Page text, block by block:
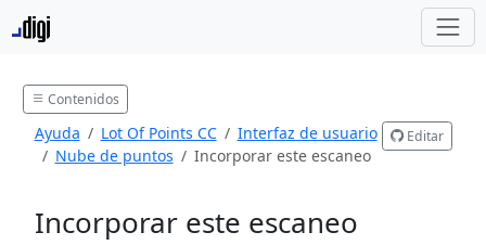
Contenidos
Ayuda Lot Of Points CC
Interfaz de usuario
Nube de puntos
Incorporar este escaneo
Editar
Incorporar este escaneo